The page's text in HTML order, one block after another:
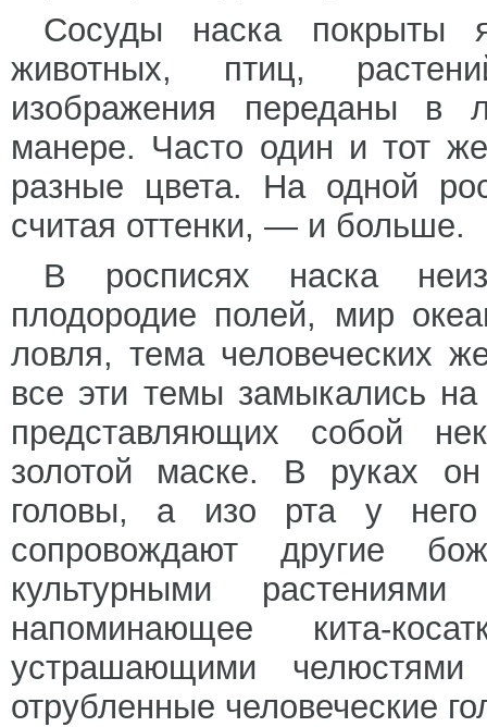
Сосуды наска покрыты
животных, птиц,
изображения переданы в
манере. Часто один и тот
разные цвета. На одной
считая оттенки, — и больше.
В росписях наска
плодородие полей, мир
ловля, тема человеческих
все эти темы замыкались
представляющих собой
золотой маске. В руках
головы, а изо рта у
сопровождают другие
культурными
напоминающее кита-
устрашающими
отрубленные человеческие